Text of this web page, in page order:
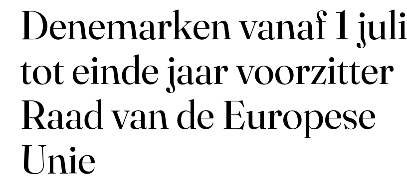
Denemarken vanaf 1 juli
tot einde jaar voorzitter
Raad van de Europese
Unie